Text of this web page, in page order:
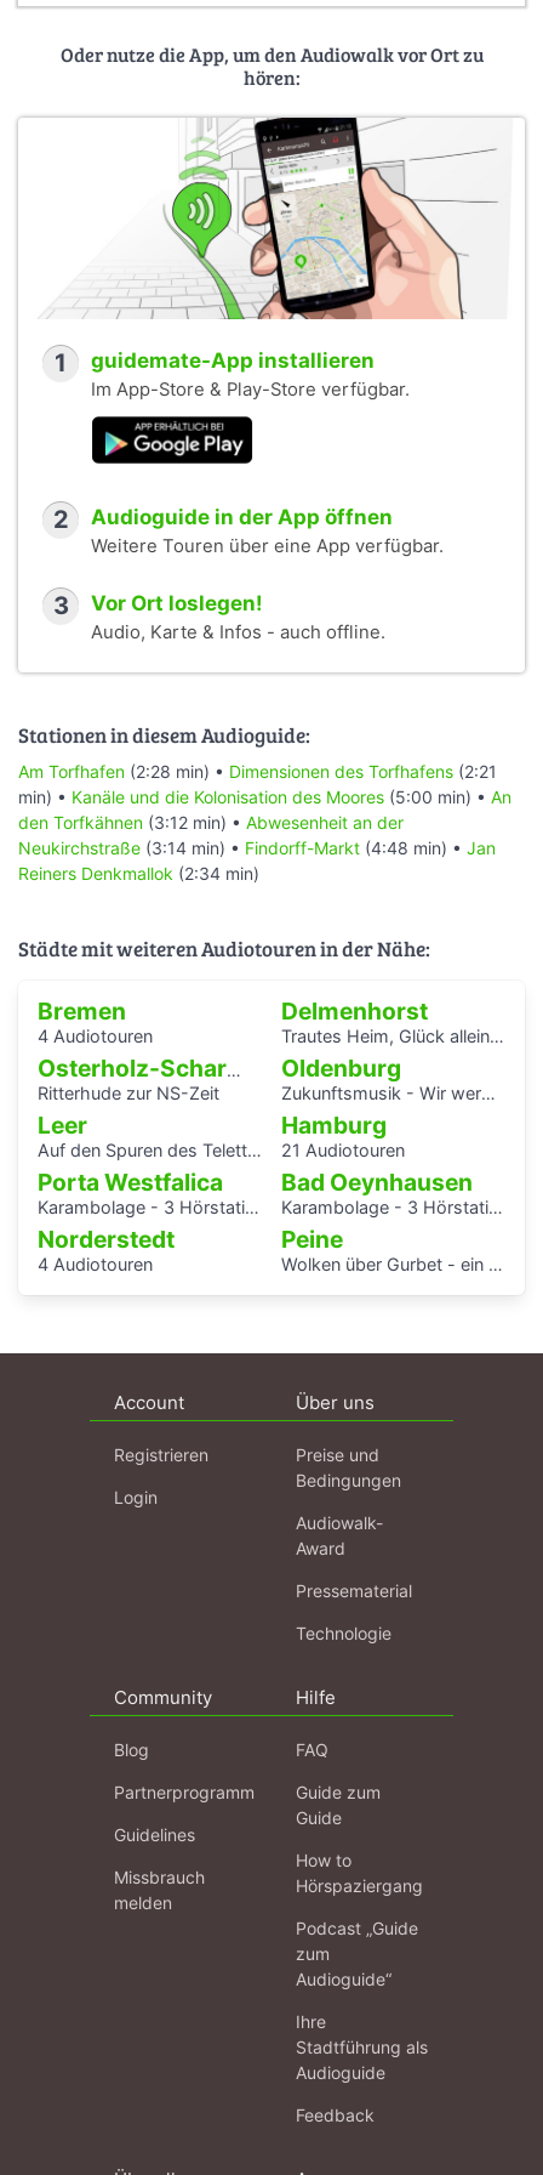
Rabenstein, Peter (1982): Jan von Moor. Fischerhude:
Oder nutze die App, um den Audiowalk vor Ort zu
hören:
1 guidemate-App installieren
Im App-Store & Play-Store verfügbar.
2 Audioguide in der App öffnen
Weitere Touren über eine App verfügbar.
3 Vor Ort loslegen!
Audio, Karte & Infos - auch offline.
Stationen in diesem Audioguide:
Am Torfhafen (2:28 min) • Dimensionen des Torfhafens (2:21
min) • Kanäle und die Kolonisation des Moores (5:00 min) • An
den Torfkähnen (3:12 min) • Abwesenheit an der
Neukirchstraße (3:14 min) • Findorff-Markt (4:48 min) • Jan
Reiners Denkmallok (2:34 min)
Städte mit weiteren Audiotouren in der Nähe:
Bremen
4 Audiotouren
Delmenhorst
Trautes Heim, Glück allein - interaktiver Audiowalk zum Einfamilienhaus von Katrin Bretschneider &Company
Osterholz-Scharmbeck
Ritterhude zur NS-Zeit
Oldenburg
Zukunftsmusik - Wir werden uns erinnert haben.
Leer
Auf den Spuren des Teletta-Groß-Gymnasiums und seiner Namensgeberin
Hamburg
21 Audiotouren
Porta Westfalica
Karambolage - 3 Hörstationen
Bad Oeynhausen
Karambolage - 3 Hörstationen
Norderstedt
4 Audiotouren
Peine
Wolken über Gurbet - ein Hörspaziergang im Schatten des Stahlwerks
Account
Registrieren
Login
Über uns
Preise und
Bedingungen
Audiowalk-
Award
Pressematerial
Technologie
Community
Blog
Partnerprogramm
Guidelines
Missbrauch
melden
Hilfe
FAQ
Guide zum
Guide
How to
Hörspaziergang
Podcast „Guide
zum
Audioguide“
Ihre
Stadtführung als
Audioguide
Feedback